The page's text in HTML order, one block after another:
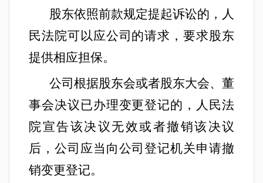
股东依照前款规定提起诉讼的，人
民法院可以应公司的请求，要求股东
提供相应担保。
公司根据股东会或者股东大会、董
事会决议已办理变更登记的，人民法
院宣告该决议无效或者撤销该决议
后，公司应当向公司登记机关申请撤
销变更登记。